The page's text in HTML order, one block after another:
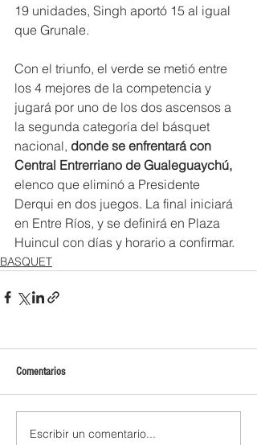
19 unidades, Singh aportó 15 al igual
que Grunale.
Con el triunfo, el verde se metió entre
los 4 mejores de la competencia y
jugará por uno de los dos ascensos a
la segunda categoría del básquet
nacional, donde se enfrentará con
Central Entrerriano de Gualeguaychú,
elenco que eliminó a Presidente
Derqui en dos juegos. La final iniciará
en Entre Ríos, y se definirá en Plaza
Huincul con días y horario a confirmar.
BASQUET
Comentarios
Escribir un comentario...